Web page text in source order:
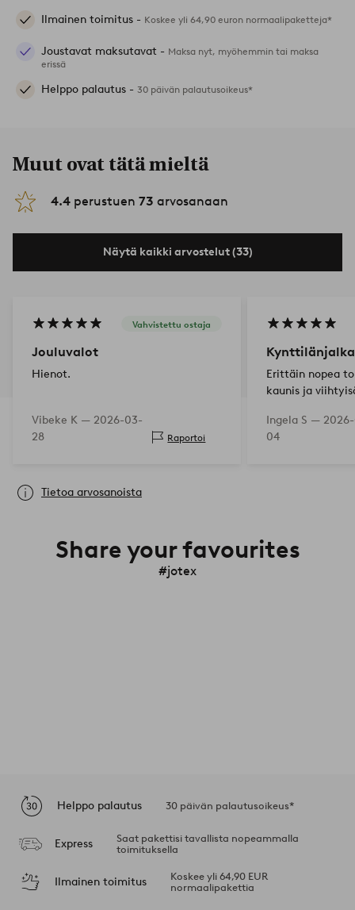
Ilmainen toimitus - Koskee yli 64,90 euron normaalipaketteja*
Joustavat maksutavat - Maksa nyt, myöhemmin tai maksa
erissä
Helppo palautus - 30 päivän palautusoikeus*
Muut ovat tätä mieltä
4.4 perustuen 73 arvosanaan
Näytä kaikki arvostelut (33)
Vahvistettu ostaja
Jouluvalot
Hienot.
Vibeke K — 2026-03-
28
Raportoi
Kynttilänjalka
Erittäin nopea
kaunis ja
Ingela S —
04
Tietoa arvosanoista
Share your favourites
#jotex
Helppo palautus 30 päivän palautusoikeus*
Express
Saat pakettisi tavallista nopeammalla
toimituksella
Ilmainen toimitus
Koskee yli 64,90 EUR
normaalipakettia